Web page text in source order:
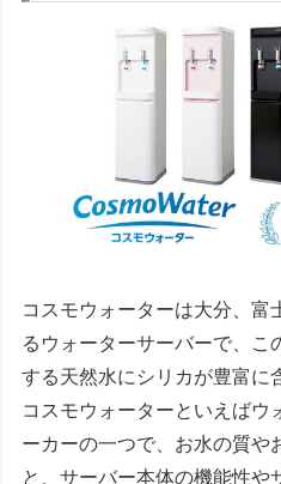
コスモウォーターは大分、富
るウォーターサーバーで、こ
する天然水にシリカが豊富に
コスモウォーターといえばウ
ーカーの一つで、お水の質や
と、サーバー本体の機能性や